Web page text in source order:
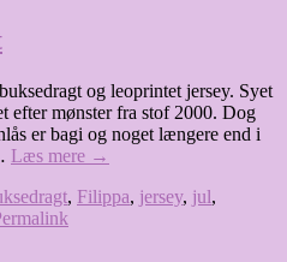
og leoprintet jersey. Syet
efter mønster fra stof 2000. Dog
er bagi og noget længere end i
Læs mere →
, Filippa, jersey, jul,